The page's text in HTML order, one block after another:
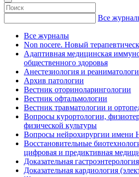
Все
Все журналы
Non nocere. Новый
Адаптивная медицинская
общественного здоровья
Анестезиология и
Архив патологии
Вестник оториноларингологии
Вестник офтальмологии
Вестник травматологии и
Вопросы курортологии,
физической культуры
Вопросы нейрохирургии имени
Восстановительные
цифровая и предиктивная
Доказательная гастроэнтерология
Доказательная кардиология